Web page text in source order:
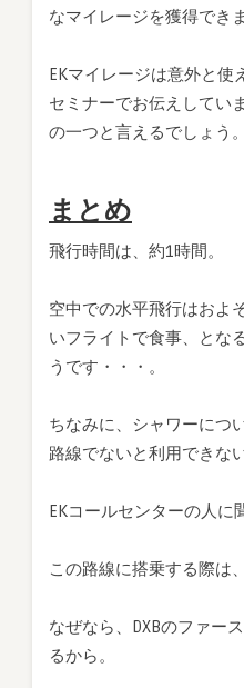
なマイレージを獲得できま
EKマイレージは意外と使
セミナーでお伝えしてい
の一つと言えるでしょう。
まとめ
飛行時間は、約1時間。
空中での水平飛行はおよ
いフライトで食事、とな
うです・・・。
ちなみに、シャワーにつ
路線でないと利用できな
EKコールセンターの人に
この路線に搭乗する際は
なぜなら、DXBのファー
るから。